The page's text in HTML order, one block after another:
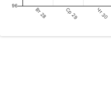
Вт 28 Ср 29 Чт 30
96